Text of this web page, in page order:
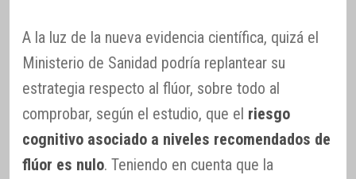
A la luz de la nueva evidencia científica, quizá el
Ministerio de Sanidad podría replantear su
estrategia respecto al flúor, sobre todo al
comprobar, según el estudio, que el riesgo
cognitivo asociado a niveles recomendados de
flúor es nulo. Teniendo en cuenta que la